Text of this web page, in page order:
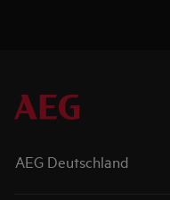
AEG Deutschland